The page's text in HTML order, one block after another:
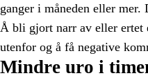
ganger i måneden eller mer.
Å bli gjort narr av eller ertet
utenfor og å få negative
Mindre uro i